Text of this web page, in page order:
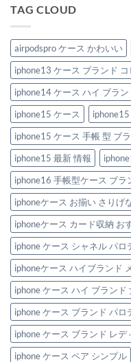
TAG CLOUD
airpodspro ケース かわいい
iphone13 ケース ブランド コ
iphone14 ケース ハイ ブラン
iphone15 ケース
iphone15 ケース 手帳 型 ブ
iphone15 最新 情報
iphone16 手帳型ケース ブラ
iphoneケース お揃い さりげ
iphoneケース カード収納 お
iphone ケース シャネル パロ
iphoneケース ハイブランド
iphone ケース ハイ ブランド
iphone ケース ブランド パロ
iphone ケース ブランド レデ
iphone ケース ペア シンプル